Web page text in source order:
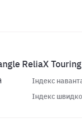
ReliaX
Індекс
Індекс